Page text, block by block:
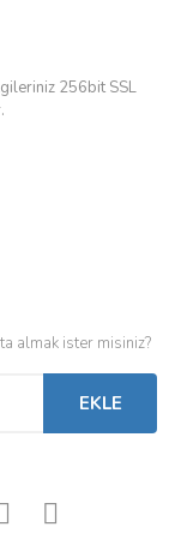
256bit SSL
almak ister misiniz?
EKLE